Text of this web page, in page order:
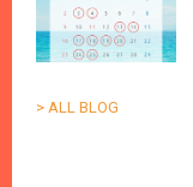
> ALL BLOG